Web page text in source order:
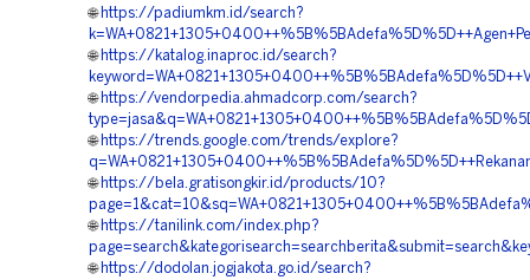
🌐 https://padiumkm.id/search?
🌐 https://katalog.inaproc.id/search?
🌐 https://vendorpedia.ahmadcorp.com/search?
🌐 https://trends.google.com/trends/explore?
🌐 https://bela.gratisongkir.id/products/10?
🌐 https://tanilink.com/index.php?
🌐 https://dodolan.jogjakota.go.id/search?